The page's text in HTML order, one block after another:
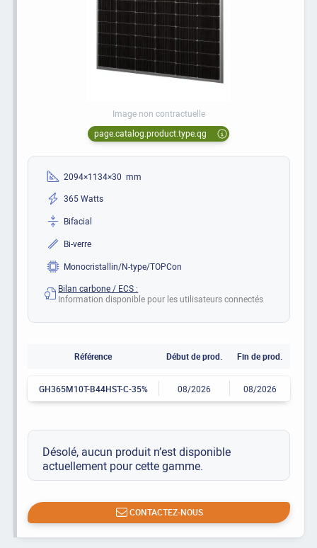
Image non contractuelle
page.catalog.product.type.qg
2094×1134×30 mm
365 Watts
Bifacial
Bi-verre
Monocristallin/N-type/TOPCon
Bilan carbone / ECS :
Information disponible pour les utilisateurs connectés
Référence Début de prod. Fin de prod.
GH365M10T-B44HST-C-35% 08/2026 08/2026
Désolé, aucun produit n’est disponible
actuellement pour cette gamme.
CONTACTEZ-NOUS